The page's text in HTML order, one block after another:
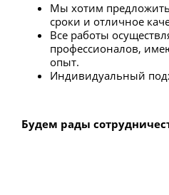
Мы хотим
сроки и отличное
Все работы
профессионалов,
опыт.
Индивидуальный
Будем рады